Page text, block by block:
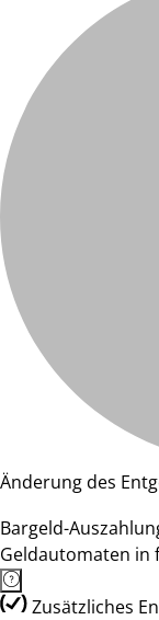
Änderung des
Bargeld-
Geldautomaten in
Zusätzliches